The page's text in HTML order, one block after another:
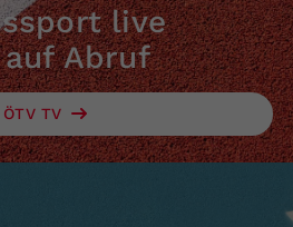
live
Abruf
ÖTV TV